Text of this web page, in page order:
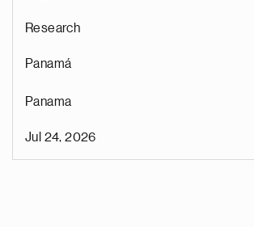
Research
Panamá
Panama
Jul 24, 2026